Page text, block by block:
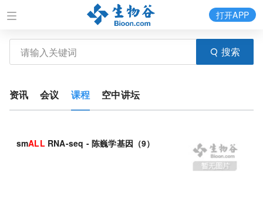
搜索
打开APP
资讯 会议 课程 空中讲坛
smALLRNA-seq - 陈巍学基因（9）